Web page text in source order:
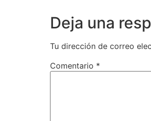
Deja una
Tu dirección de correo
Comentario *